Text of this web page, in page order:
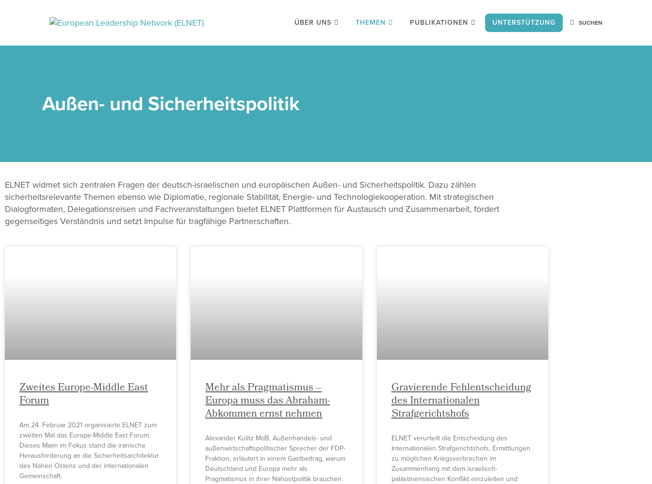
ÜBER UNS THEMEN PUBLIKATIONEN UNTERSTÜTZUNG
Außen- und Sicherheitspolitik
ELNET widmet sich zentralen Fragen der deutsch-israelischen und europäischen Außen- und Sicherheitspolitik. Dazu zählen
sicherheitsrelevante Themen ebenso wie Diplomatie, regionale Stabilität, Energie- und Technologiekooperation. Mit strategischen
Dialogformaten, Delegationsreisen und Fachveranstaltungen bietet ELNET Plattformen für Austausch und Zusammenarbeit, fördert
gegenseitiges Verständnis und setzt Impulse für tragfähige Partnerschaften.
Zweites Europe-Middle East
Forum
Am 24. Februar 2021 organisierte ELNET zum
zweiten Mal das Europe-Middle East Forum.
Dieses Maim im Fokus stand die iranische
Herausforderung an die Sicherheitsarchitektur
des Nahen Ostens und der internationalen
Gemeinschaft.
Mehr als Pragmatismus –
Europa muss das Abraham-
Abkommen ernst nehmen
Alexander Kulitz MdB, Außenhandels- und
außenwirtschaftspolitischer Sprecher der FDP-
Fraktion, erläutert in einem Gastbeitrag, warum
Deutschland und Europa mehr als
Pragmatismus in ihrer Nahostpolitik brauchen.
Gravierende Fehlentscheidung
des Internationalen
Strafgerichtshofs
ELNET verurteilt die Entscheidung des
Internationalen Strafgerichtshofs, Ermittlungen
zu möglichen Kriegsverbrechen im
Zusammenhang mit dem israelisch-
palästinensischen Konflikt einzuleiten und